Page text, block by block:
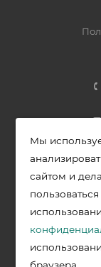
2026 ©
Мы
сайтом и